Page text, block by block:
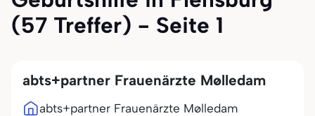
(57 Treffer) - Seite 1
abts+partner Frauenärzte Mølledam
abts+partner Frauenärzte Mølledam